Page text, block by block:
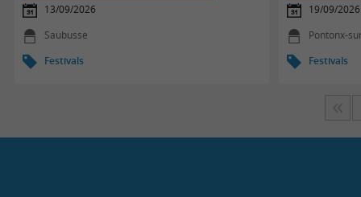
13/09/2026
Saubusse
Festivals
19/09/2026
Pontonx-
Festivals